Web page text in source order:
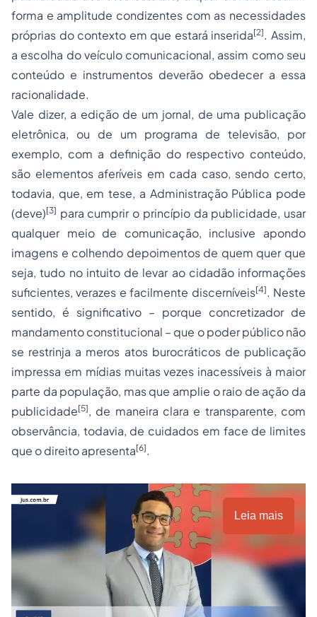
forma e amplitude condizentes com as necessidades
próprias do contexto em que estará inserida[2]. Assim,
a escolha do veículo comunicacional, assim como seu
conteúdo e instrumentos deverão obedecer a essa
racionalidade.
Vale dizer, a edição de um jornal, de uma publicação
eletrônica, ou de um programa de televisão, por
exemplo, com a definição do respectivo conteúdo,
são elementos aferíveis em cada caso, sendo certo,
todavia, que, em tese, a Administração Pública pode
(deve)[3] para cumprir o princípio da publicidade, usar
qualquer meio de comunicação, inclusive apondo
imagens e colhendo depoimentos de quem quer que
seja, tudo no intuito de levar ao cidadão informações
suficientes, verazes e facilmente discerníveis[4]. Neste
sentido, é significativo – porque concretizador de
mandamento constitucional – que o poder público não
se restrinja a meros atos burocráticos de publicação
impressa em mídias muitas vezes inacessíveis à maior
parte da população, mas que amplie o raio de ação da
publicidade[5], de maneira clara e transparente, com
observância, todavia, de cuidados em face de limites
que o direito apresenta[6].
Leia mais